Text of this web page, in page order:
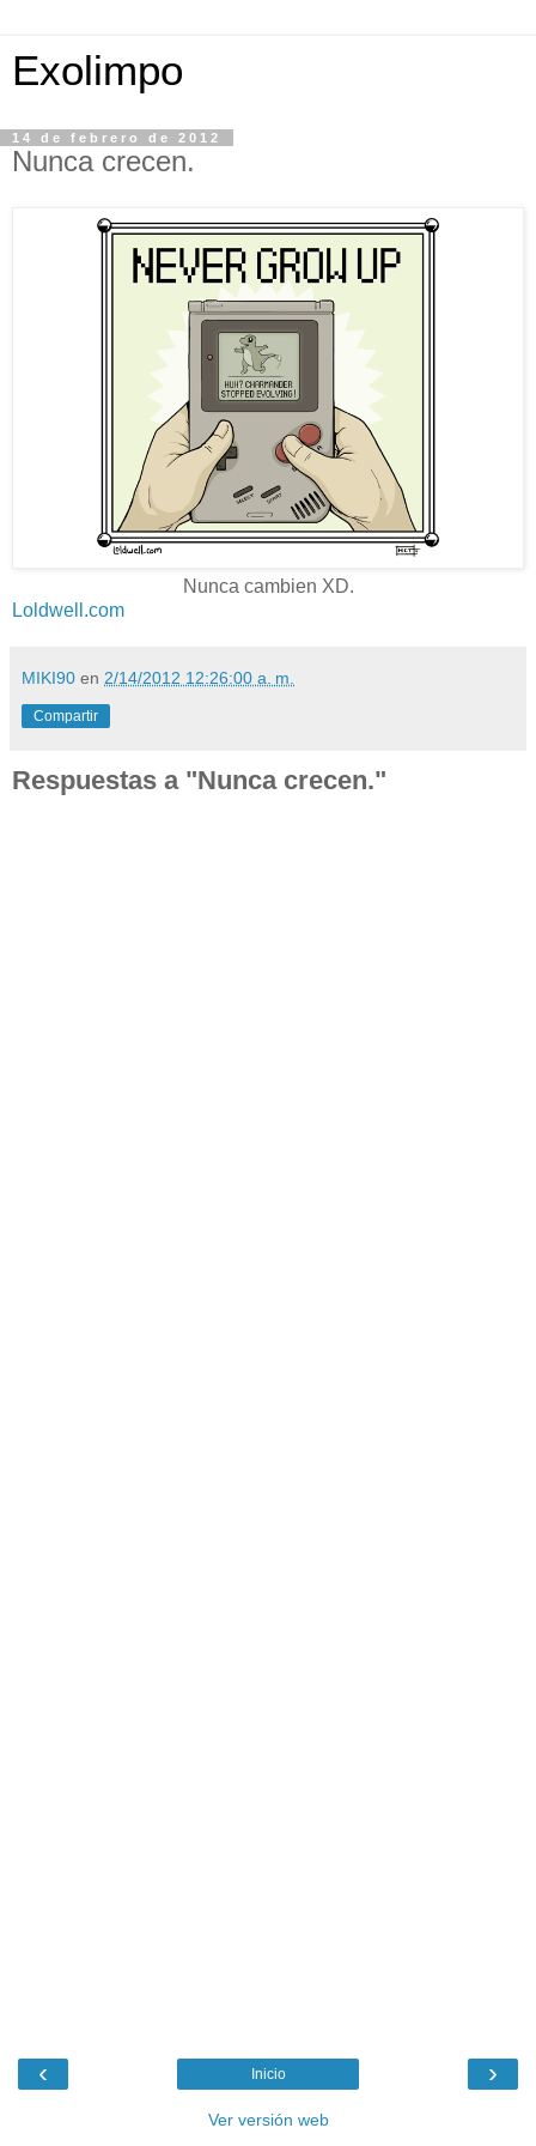
Exolimpo
14 de febrero de 2012
Nunca crecen.
Nunca cambien XD.
Loldwell.com
MIKI90 en 2/14/2012 12:26:00 a. m.
Compartir
Respuestas a "Nunca crecen."
‹ ›
Inicio
Ver versión web